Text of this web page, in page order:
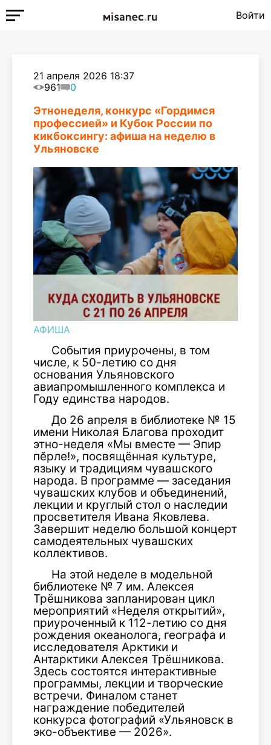
Войти
21 апреля 2026 18:37
961
0
Этнонеделя, конкурс «Гордимся
профессией» и Кубок России по
кикбоксингу: афиша на неделю в
Ульяновске
АФИША
События приурочены, в том
числе, к 50-летию со дня
основания Ульяновского
авиапромышленного комплекса и
Году единства народов.
До 26 апреля в библиотеке № 15
имени Николая Благова проходит
этно-неделя «Мы вместе — Эпир
пӗрле!», посвящённая культуре,
языку и традициям чувашского
народа. В программе — заседания
чувашских клубов и объединений,
лекции и круглый стол о наследии
просветителя Ивана Яковлева.
Завершит неделю большой концерт
самодеятельных чувашских
коллективов.
На этой неделе в модельной
библиотеке № 7 им. Алексея
Трёшникова запланирован цикл
мероприятий «Неделя открытий»,
приуроченный к 112-летию со дня
рождения океанолога, географа и
исследователя Арктики и
Антарктики Алексея Трёшникова.
Здесь состоятся интерактивные
программы, лекции и творческие
встречи. Финалом станет
награждение победителей
конкурса фотографий «Ульяновск в
эко-объективе — 2026».